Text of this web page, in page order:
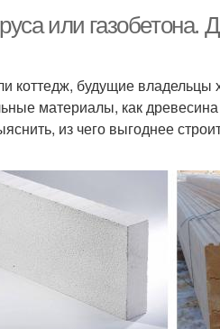
или газобетона.
коттедж, будущие владельцы
материалы, как
из чего выгоднее